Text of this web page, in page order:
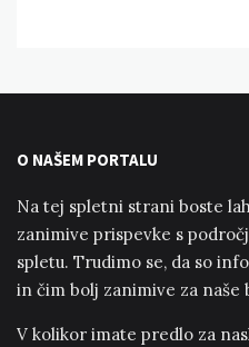
O NAŠEM PORTALU
Na tej spletni strani boste
zanimive prispevke s
spletu. Trudimo se, da so
in čim bolj zanimive za naše
V kolikor imate predlo za